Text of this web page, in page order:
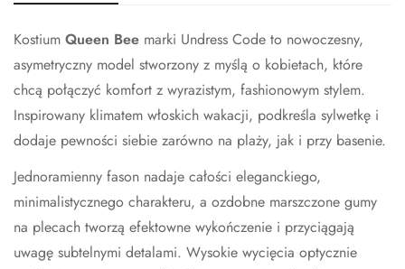
Kostium Queen Bee marki Undress Code to nowoczesny,
asymetryczny model stworzony z myślą o kobietach, które
chcą połączyć komfort z wyrazistym, fashionowym stylem.
Inspirowany klimatem włoskich wakacji, podkreśla sylwetkę i
dodaje pewności siebie zarówno na plaży, jak i przy basenie.
Jednoramienny fason nadaje całości eleganckiego,
minimalistycznego charakteru, a ozdobne marszczone gumy
na plecach tworzą efektowne wykończenie i przyciągają
uwagę subtelnymi detalami. Wysokie wycięcia optycznie